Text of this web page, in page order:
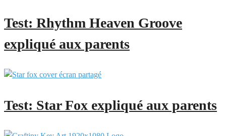
Test: Rhythm Heaven Groove
expliqué aux parents
Test: Star Fox expliqué aux parents